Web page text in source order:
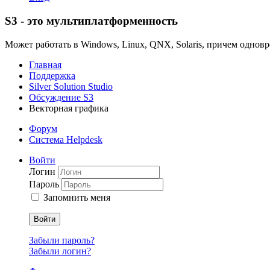
S3 - это мультиплатформенность
Может работать в Windows, Linux, QNX, Solaris, причем
Главная
Поддержка
Silver Solution Studio
Обсуждение S3
Векторная графика
Форум
Система Helpdesk
Войти
Логин
Пароль
Запомнить меня
Войти
Забыли пароль?
Забыли логин?